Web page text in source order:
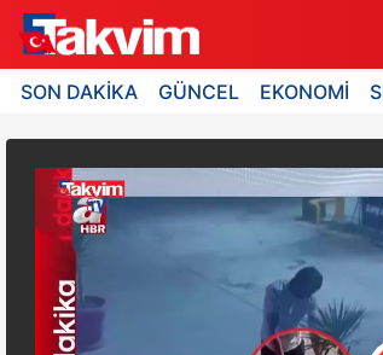
SON DAKİKA GÜNCEL EKONOMİ